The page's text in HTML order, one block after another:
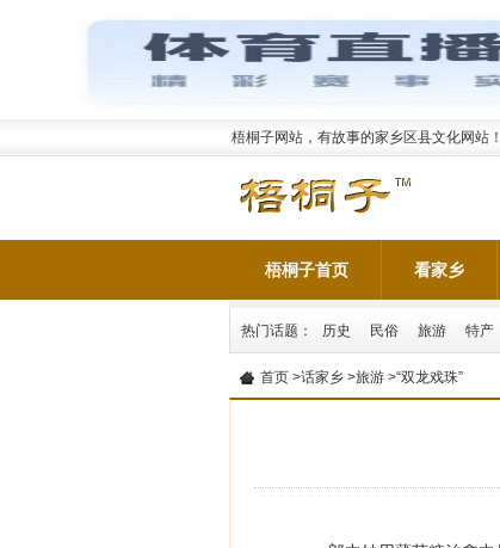
梧桐子网站，有故事的家乡区县文化网站！
梧桐子首页 看家乡
热门话题： 历史 民俗 旅游 特产
首页 >话家乡 >旅游 >“双龙戏珠”